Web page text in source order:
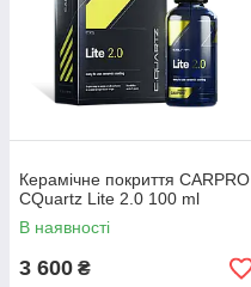
Керамічне покриття CARPRO
CQuartz Lite 2.0 100 ml
В наявності
3 600 ₴